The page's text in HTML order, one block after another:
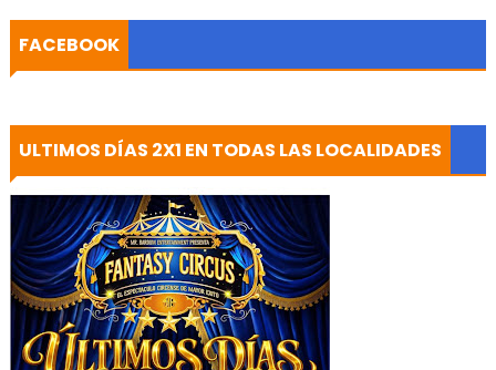
FACEBOOK
ULTIMOS DÍAS 2X1 EN TODAS LAS LOCALIDADES